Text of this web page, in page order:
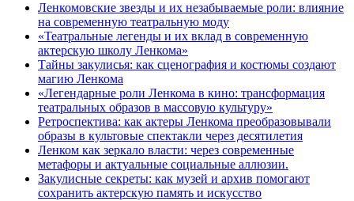
Ленкомовские звезды и их незабываемые роли: влияние
на современную театральную моду
«Театральные легенды и их вклад в современную
актерскую школу Ленкома»
Тайны закулисья: как сценография и костюмы создают
магию Ленкома
«Легендарные роли Ленкома в кино: трансформация
театральных образов в массовую культуру»
Ретроспектива: как актеры Ленкома преобразовывали
образы в культовые спектакли через десятилетия
Ленком как зеркало власти: через современные
метафоры и актуальные социальные аллюзии.
Закулисные секреты: как музей и архив помогают
сохранить актерскую память и искусство